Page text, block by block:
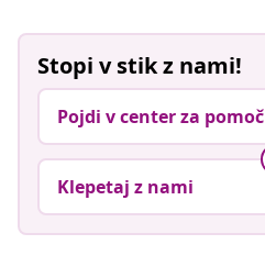
Stopi v stik z nami!
Pojdi v center za pomoč
Klepetaj z nami